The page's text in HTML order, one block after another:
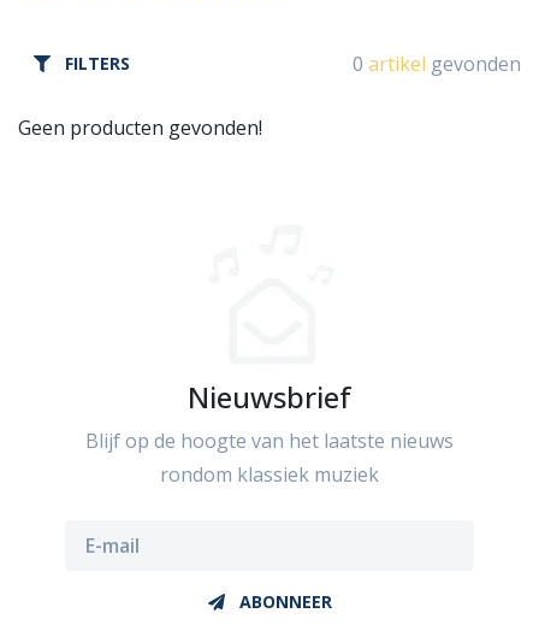
FILTERS 0 artikel gevonden
Geen producten gevonden!
Nieuwsbrief
Blijf op de hoogte van het laatste nieuws
rondom klassiek muziek
ABONNEER